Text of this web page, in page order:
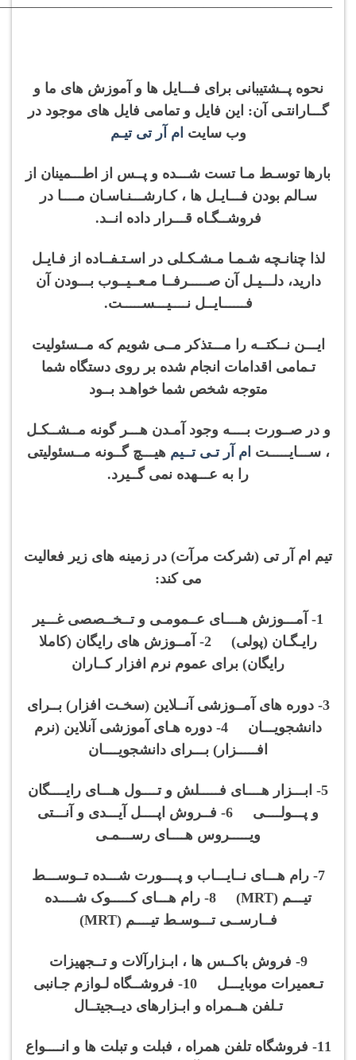
نحوه پــشتیبانی برای فـــایل ها و آموزش های ما و
گـــارانتـی آن: این فایل و تمامی فایل های موجود در
وب سایت ام آر تی تیـم
بارها توسـط مـا تست شـــده و پــس از اطـــمینان از
سـالم بودن فـــایـل ها ، کـارشـــنـاسـان مــــا در
فروشــگـاه قـــرار داده انــد.
لذا چنانـچه شـمـا مـشـکـلی در اسـتـفــاده از فـایـل
دارید، دلـــیـل آن صـــــرفــا مـعــیــوب بـــودن آن
فــــــایــل نــــیـــســـــت.
ایـــن نــکتــه را مـــتذکر مــی شویم که مــسئولیت
تـمامی اقدامات انجام شده بر روی دستگاه شما
متوجه شخص شما خواهـد بــود
و در صــورت بــــه وجود آمـدن هـــر گونه مــشــکـل
، ســـایـــــت ام آر تـی تــیم هیـــچ گــونه مــسئولیتی
را به عـــهده نمی گــیرد.
تیم ام آر تی (شرکت مرآت) در زمینه های زیر فعالیت
می کند:
1- آمـــوزش هــــای عــمومـی و تــخــصصی غـــیر
رایـگـان (پولی) 2- آمــوزش های رایگان (کاملا
رایگان) برای عموم نرم افزار کــاران
3- دوره های آمــوزشی آنــلاین (سخـت افزار) بــرای
دانشجویـــان 4- دوره هـای آموزشی آنلاین (نرم
افـــــزار) بـــرای دانشجویــــان
5- ابـــزار هــــای فـــــلش و تــــول هـــای رایــــگان
و پـــولــــی 6- فــروش اپــــل آیـــدی و آنـــتی
ویـــــروس هــــای رســـمـی
7- رام هـــای نــایـــاب و پــــورت شـــده تــوســـط
تیـــم (MRT) 8- رام هـــای کـــــوک شــــده
فــارســی تـــوسـط تیــــم (MRT)
9- فروش باکــس ها ، ابـزارآلات و تــجهیزات
تـعمیرات موبایـــل 10- فروشــگاه لـوازم جـانبی
تـلفن هــمراه و ابـزارهای دیــجیتــال
11- فروشگاه تلفن همراه ، فبلت و تبلت ها و انــــواع